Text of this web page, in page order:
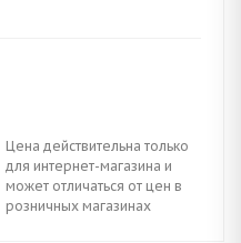
Цена действительна только
для интернет-магазина и
может отличаться от цен в
розничных магазинах